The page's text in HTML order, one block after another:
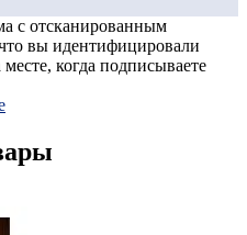
с отсканированным
вы идентифицировали
когда подписываете